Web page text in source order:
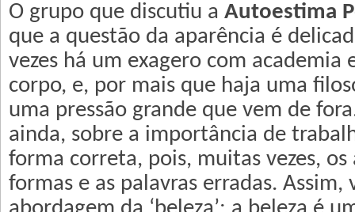
O grupo que discutiu a Autoestima
que a questão da aparência é
vezes há um exagero com academia
corpo, e, por mais que haja uma
uma pressão grande que vem de
ainda, sobre a importância de
forma correta, pois, muitas vezes, os
formas e as palavras erradas. Assim,